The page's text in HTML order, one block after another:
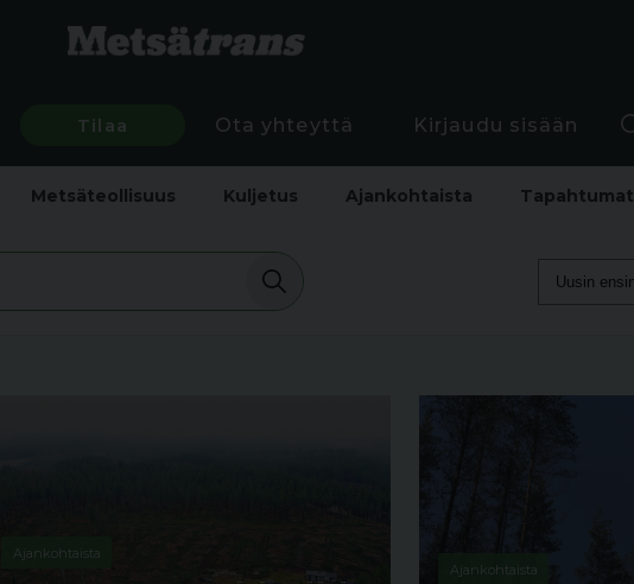
Tilaa Ota yhteyttä Kirjaudu sisään
Metsäteollisuus Kuljetus Ajankohtaista Tapahtumat
Ajankohtaista
Ajankohtaista